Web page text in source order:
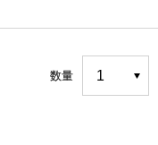
数量